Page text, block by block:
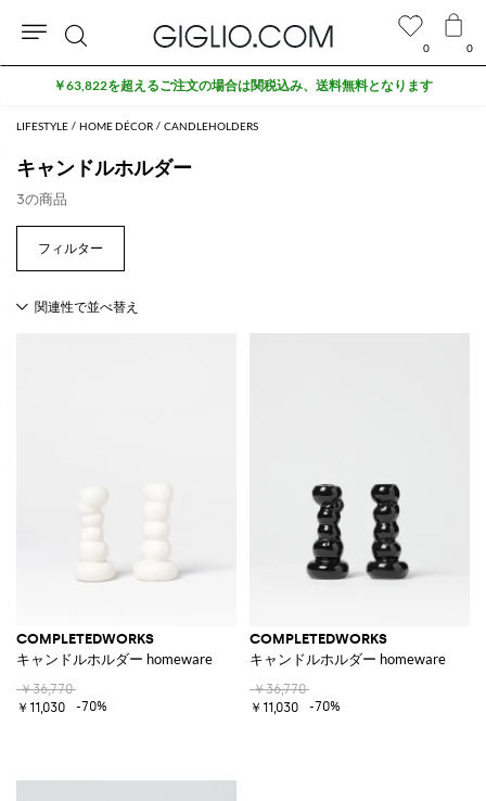
LIFESTYLE HOME DÉCOR CANDLEHOLDERS
キャンドルホルダー
3の商品
COMPLETEDWORKS
キャンドルホルダー homeware
￥36,770
￥11,030
-70%
COMPLETEDWORKS
キャンドルホルダー homeware
￥36,770
￥11,030
-70%
0 0
検
索
￥63,822を超えるご注文の場合は関税込み、送料無料となります